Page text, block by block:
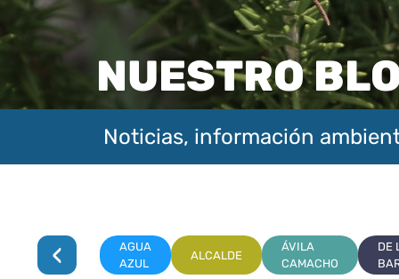
NUESTRO
Noticias, información
‹
AGUA
AZUL
ALCALDE
ÁVILA
CAMACHO
DE